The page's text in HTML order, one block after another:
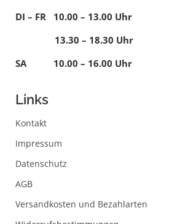
DI – FR 10.00 – 13.00 Uhr
13.30 – 18.30 Uhr
SA 10.00 – 16.00 Uhr
Links
Kontakt
Impressum
Datenschutz
AGB
Versandkosten und Bezahlarten